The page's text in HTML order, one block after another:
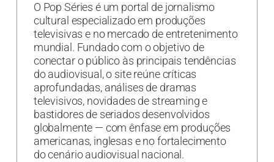
O Pop Séries é um portal de jornalismo
cultural especializado em produções
televisivas e no mercado de entretenimento
mundial. Fundado com o objetivo de
conectar o público às principais tendências
do audiovisual, o site reúne críticas
aprofundadas, análises de dramas
televisivos, novidades de streaming e
bastidores de seriados desenvolvidos
globalmente — com ênfase em produções
americanas, inglesas e no fortalecimento
do cenário audiovisual nacional.